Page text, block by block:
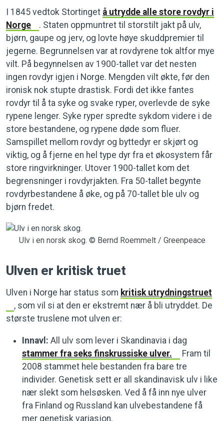
I 1845 vedtok Stortinget å utrydde alle store rovdyr i
Norge
. Staten oppmuntret til storstilt jakt på ulv,
bjørn, gaupe og jerv, og lovte høye skuddpremier til
jegerne. Begrunnelsen var at rovdyrene tok altfor mye
vilt. På begynnelsen av 1900-tallet var det nesten
ingen rovdyr igjen i Norge. Mengden vilt økte, før den
ironisk nok stupte drastisk. Fordi det ikke fantes
rovdyr til å ta syke og svake ryper, overlevde de syke
rypene lenger. Syke ryper spredte sykdom videre i de
store bestandene, og rypene døde som fluer.
Samspillet mellom rovdyr og byttedyr er skjørt og
viktig, og å fjerne en hel type dyr fra et økosystem får
store ringvirkninger. Utover 1900-tallet kom det
begrensninger i rovdyrjakten. Fra 50-tallet begynte
rovdyrbestandene å øke, og på 70-tallet ble ulv og
bjørn fredet.
Ulv i en norsk skog. © Bernd Roemmelt / Greenpeace
Ulven er kritisk truet
Ulven i Norge har status som kritisk utrydningstruet
, som vil si at den er ekstremt nær å bli utryddet. De
største truslene mot ulven er:
Innavl: All ulv som lever i Skandinavia i dag
stammer fra seks finskrussiske ulver.
Fram til
2008 stammet hele bestanden fra bare tre
individer. Genetisk sett er all skandinavisk ulv i like
nær slekt som helsøsken. Ved å få inn nye ulver
fra Finland og Russland kan ulvebestandene få
mer genetisk variasjon.